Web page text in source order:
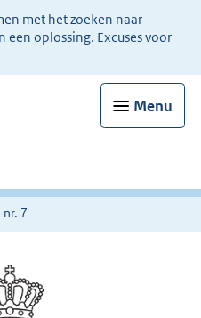
met het zoeken naar
een oplossing. Excuses voor
Menu
7